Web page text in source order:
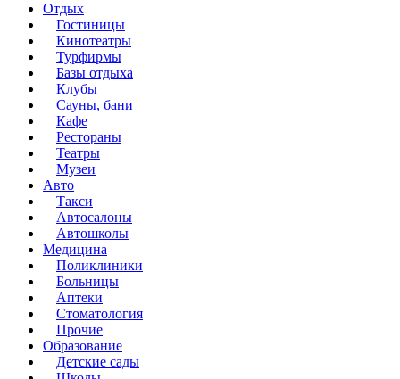
Отдых
Гостиницы
Кинотеатры
Турфирмы
Базы отдыха
Клубы
Сауны, бани
Кафе
Рестораны
Театры
Музеи
Авто
Такси
Автосалоны
Автошколы
Медицина
Поликлиники
Больницы
Аптеки
Стоматология
Прочие
Образование
Детские сады